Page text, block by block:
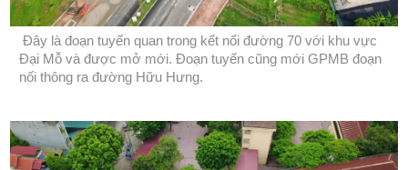
Đây là đoạn tuyến quan trong kết nối đường 70 với khu vực
Đại Mỗ và được mở mới. Đoạn tuyến cũng mới GPMB đoạn
nối thông ra đường Hữu Hưng.